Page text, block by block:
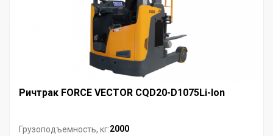
Ричтрак FORCE VECTOR CQD20-D1075Li-Ion
Грузоподъемность, кг:2000